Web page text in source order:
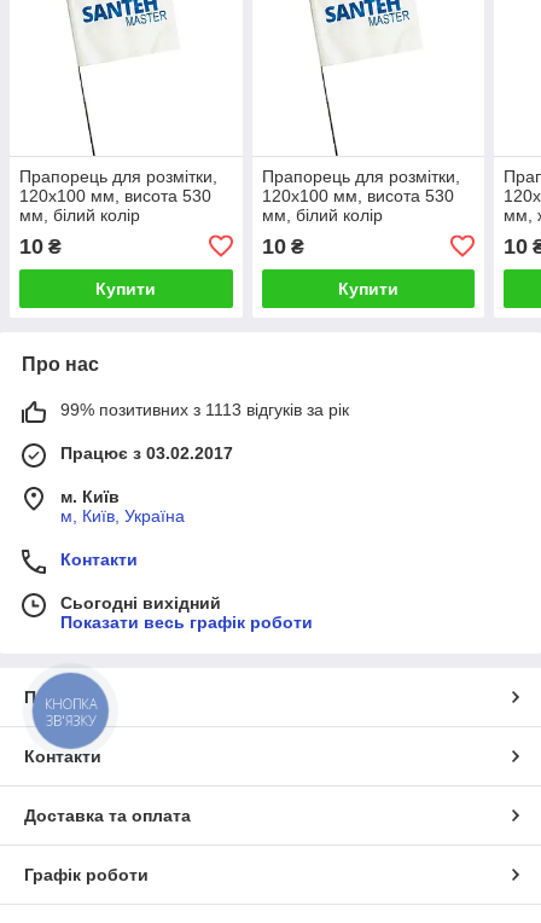
Прапорець для розмітки,
120x100 мм, висота 530
мм, білий колір
10 ₴
Купити
Прапорець для розмітки,
120x100 мм, висота 530
мм, білий колір
10₴
Купити
мм,
10
Про нас
99% позитивних з 1113 відгуків за рік
Працює з 03.02.2017
м. Київ
м, Київ, Україна
Контакти
Сьогодні вихідний
Показати весь графік роботи
Про нас
Контакти
Доставка та оплата
Графік роботи
КНОПКА
ЗВ'ЯЗКУ